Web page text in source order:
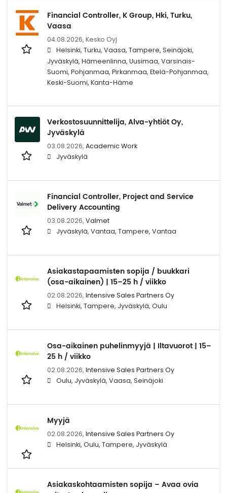
Financial Controller, K Group, Hki, Turku,
Vaasa
04.08.2026, Kesko Oyj
Helsinki, Turku, Vaasa, Tampere, Seinäjoki,
Jyväskylä, Hämeenlinna, Uusimaa, Varsinais-
Suomi, Pohjanmaa, Pirkanmaa, Etelä-Pohjanmaa,
Keski-Suomi, Kanta-Häme
Verkostosuunnittelija, Alva-yhtiöt Oy,
Jyväskylä
03.08.2026, Academic Work
Jyväskylä
Financial Controller, Project and Service
Delivery Accounting
03.08.2026, Valmet
Jyväskylä, Vantaa, Tampere, Vantaa
Asiakastapaamisten sopija / buukkari
(osa-aikainen) | 15–25 h / viikko
02.08.2026, Intensive Sales Partners Oy
Helsinki, Tampere, Jyväskylä, Oulu
Osa-aikainen puhelinmyyjä | Iltavuorot | 15–
25 h / viikko
02.08.2026, Intensive Sales Partners Oy
Oulu, Jyväskylä, Vaasa, Seinäjoki
Myyjä
02.08.2026, Intensive Sales Partners Oy
Helsinki, Oulu, Tampere, Jyväskylä
Asiakaskohtaamisten sopija – Avaa ovia